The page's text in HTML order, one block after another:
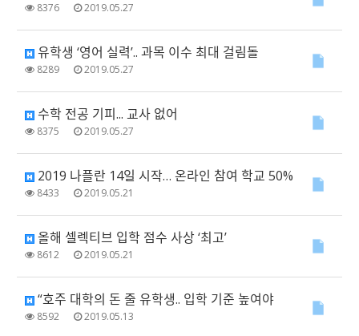
8376 2019.05.27
유학생 ‘영어 실력’.. 과목 이수 최대 걸림돌
8289 2019.05.27
수학 전공 기피... 교사 없어
8375 2019.05.27
2019 나플란 14일 시작… 온라인 참여 학교 50%
8433 2019.05.21
올해 셀렉티브 입학 점수 사상 ‘최고’
8612 2019.05.21
“호주 대학의 돈 줄 유학생.. 입학 기준 높여야
8592 2019.05.13